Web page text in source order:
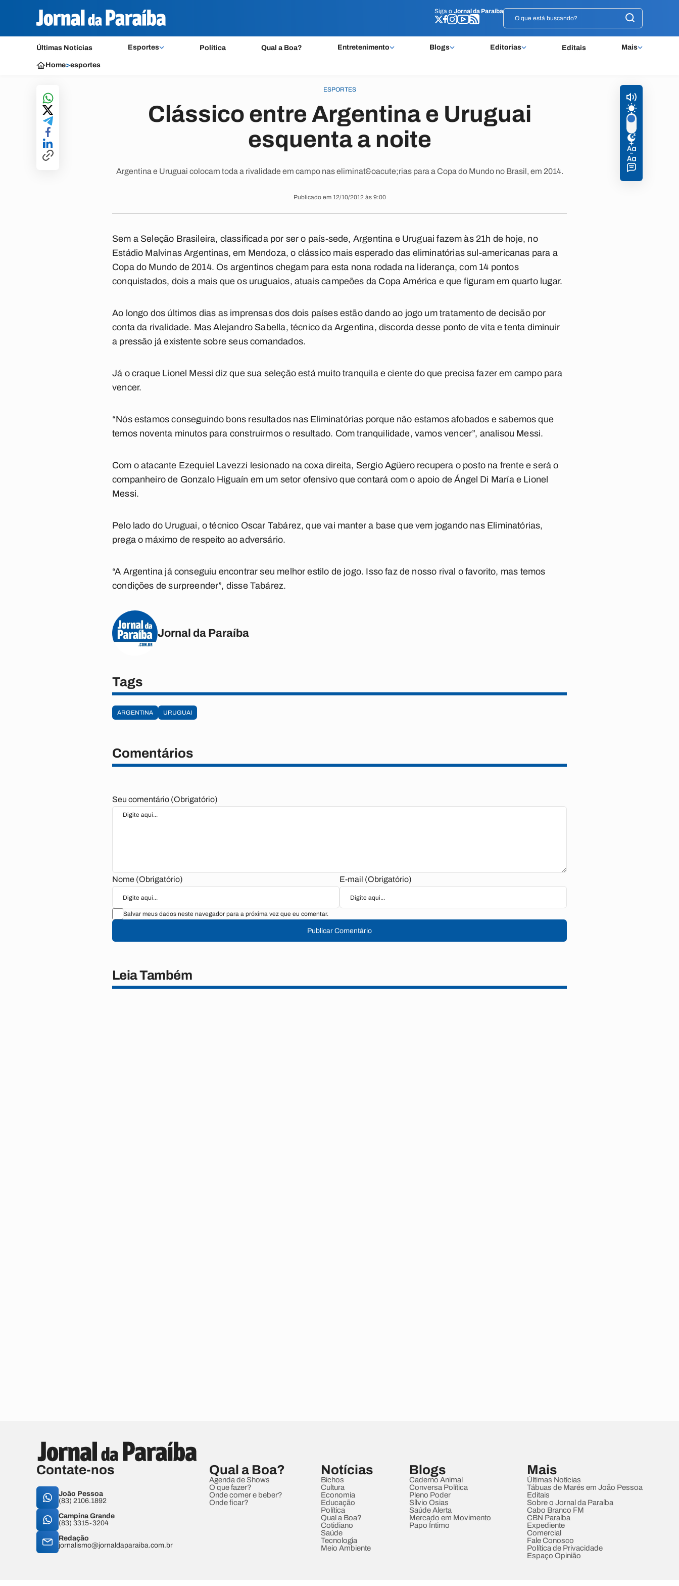
Siga o Jornal da Paraíba
Últimas Notícias Esportes Política Qual a Boa? Entretenimento Blogs Editorias Editais Mais
Siga o Jornal da Paraíba
Home>esportes
ESPORTES
Clássico entre Argentina e Uruguai
esquenta a noite
Argentina e Uruguai colocam toda a rivalidade em campo nas eliminat&oacute;rias para a Copa do Mundo no Brasil, em 2014.
Publicado em 12/10/2012 às 9:00
Sem a Seleção Brasileira, classificada por ser o país-sede, Argentina e Uruguai fazem às 21h de hoje, no
Estádio Malvinas Argentinas, em Mendoza, o clássico mais esperado das eliminatórias sul-americanas para a
Copa do Mundo de 2014. Os argentinos chegam para esta nona rodada na liderança, com 14 pontos
conquistados, dois a mais que os uruguaios, atuais campeões da Copa América e que figuram em quarto lugar.
Ao longo dos últimos dias as imprensas dos dois países estão dando ao jogo um tratamento de decisão por
conta da rivalidade. Mas Alejandro Sabella, técnico da Argentina, discorda desse ponto de vita e tenta diminuir
a pressão já existente sobre seus comandados.
Já o craque Lionel Messi diz que sua seleção está muito tranquila e ciente do que precisa fazer em campo para
vencer.
“Nós estamos conseguindo bons resultados nas Eliminatórias porque não estamos afobados e sabemos que
temos noventa minutos para construirmos o resultado. Com tranquilidade, vamos vencer”, analisou Messi.
Com o atacante Ezequiel Lavezzi lesionado na coxa direita, Sergio Agüero recupera o posto na frente e será o
companheiro de Gonzalo Higuaín em um setor ofensivo que contará com o apoio de Ángel Di María e Lionel
Messi.
Pelo lado do Uruguai, o técnico Oscar Tabárez, que vai manter a base que vem jogando nas Eliminatórias,
prega o máximo de respeito ao adversário.
“A Argentina já conseguiu encontrar seu melhor estilo de jogo. Isso faz de nosso rival o favorito, mas temos
condições de surpreender”, disse Tabárez.
Jornal da Paraíba
Tags
ARGENTINA URUGUAI
Comentários
Seu comentário (Obrigatório)
Nome (Obrigatório) E-mail (Obrigatório)
Salvar meus dados neste navegador para a próxima vez que eu comentar.
Publicar Comentário
Leia Também
Contate-nos
João Pessoa
(83) 2106.1892
Campina Grande
(83) 3315-3204
Redação
jornalismo@jornaldaparaiba.com.br
Qual a Boa?
Agenda de Shows
O que fazer?
Onde comer e beber?
Onde ficar?
Notícias
Bichos
Cultura
Economia
Educação
Política
Qual a Boa?
Cotidiano
Saúde
Tecnologia
Meio Ambiente
Blogs
Caderno Animal
Conversa Política
Pleno Poder
Sílvio Osias
Saúde Alerta
Mercado em Movimento
Papo Íntimo
Mais
Últimas Notícias
Tábuas de Marés em João Pessoa
Editais
Sobre o Jornal da Paraíba
Cabo Branco FM
CBN Paraíba
Expediente
Comercial
Fale Conosco
Política de Privacidade
Espaço Opinião